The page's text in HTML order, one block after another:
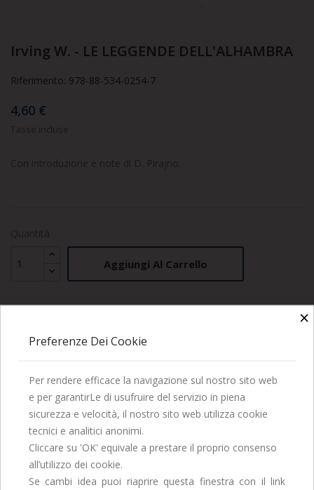
Irving W. - LE LEGGENDE DELL'ALHAMBRA
Riferimento: 978-88-534-0254-7
4,60 €
Aggiungi Al Carrello
DESCRIZIONE
DETTAGLI DEL PRODOTTO
Con introduzione e note di D. Pirajno.
×
Preferenze Dei Cookie
Per rendere efficace la navigazione sul nostro sito web
e per garantirLe di usufruire del servizio in piena
sicurezza e velocità, il nostro sito web utilizza cookie
tecnici e analitici anonimi.
Cliccare su 'OK' equivale a prestare il proprio consenso
all’utilizzo dei cookie.
Se cambi idea puoi riaprire questa finestra con il link
La Società Editrice Dante Alighieri vi augura una
Buona Estate!
Saremo chiusi per tutto il mese di Agosto, ordina
entro il 29 Luglio per ricevere entro fine mese.